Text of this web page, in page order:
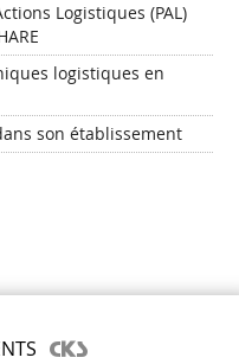
Logistiques (PAL)
logistiques en
son établissement